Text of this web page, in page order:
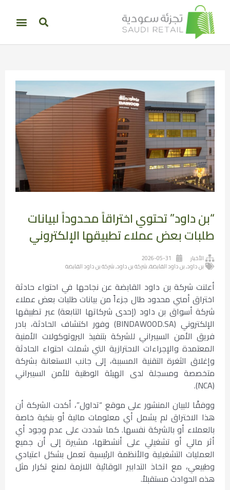
“بن داود” تحتوي اختراقاً محدوداً لبيانات
طلبات بعض عملاء تطبيقها الإلكتروني
الأخبار
2026-05-31
بن داود,بن داود القابضة,شركة بن داود,شركة بن داود القابضة
أعلنت شركة بن داود القابضة عن نجاحها في احتواء حادثة
اختراق أمني محدود طال جزءاً من بيانات طلبات بعض عملاء
شركة أسواق بن داود (إحدى شركاتها التابعة) عبر تطبيقها
الإلكتروني (BINDAWOOD.SA) وفور اكتشاف الحادثة، بادر
فريق الأمن السيبراني للشركة بتنفيذ البروتوكولات الأمنية
المعتمدة والإجراءات الاحترازية التي شملت احتواء الحادثة
وإغلاق الثغرة التقنية المسببة، إلى جانب الاستعانة بشركة
متخصصة ومسجلة لدى الهيئة الوطنية للأمن السيبراني
(NCA).
ووفقًا للبيان المنشور على موقع “تداول”، أكدت الشركة أن
هذا الاختراق لم يشمل أي معلومات مالية أو بنكية خاصة
بالعملاء أو بالشركة نفسها. كما شددت على عدم وجود أي
أثر مالي أو تشغيلي على أنشطتها، مشيرة إلى أن جميع
العمليات التشغيلية والأنظمة الرئيسية تعمل بشكل اعتيادي
وطبيعي، مع اتخاذ التدابير الوقائية اللازمة لمنع تكرار مثل
هذه الحوادث مستقبلاً.